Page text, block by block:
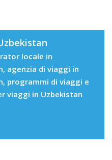
locale in
agenzia di viaggi in
programmi di viaggi e
viaggi in Uzbekistan